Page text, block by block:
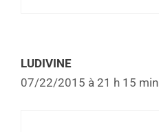
LUDIVINE
07/22/2015 à 21 h 15 min